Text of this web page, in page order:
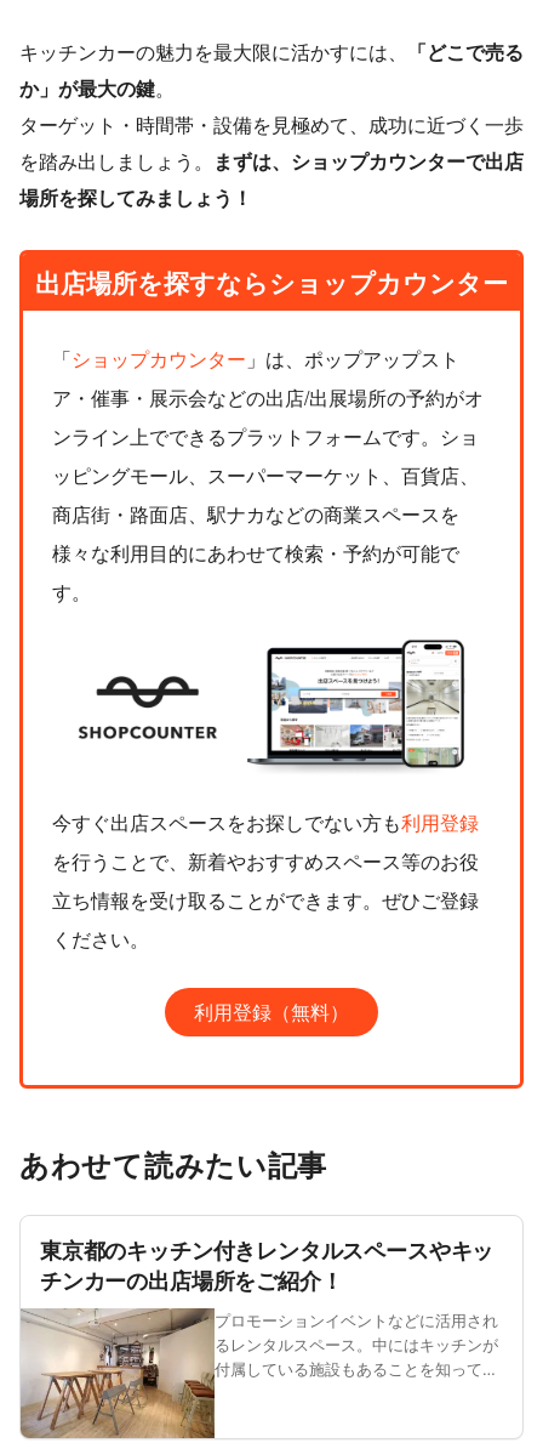
キッチンカーの魅力を最大限に活かすには、
「どこで売る
か」が最大の鍵。
ターゲット・時間帯・設備を見極めて、成功に近づく一歩
を踏み出しましょう。
まずは、ショップカウンターで出店
場所を探してみましょう！
出店場所を探すならショップカウンター
「ショップカウンター 」は、ポップアップスト
ア・催事・展示会などの出店/出展場所の予約がオ
ンライン上でできるプラットフォームです。ショ
ッピングモール、スーパーマーケット、百貨店、
商店街・路面店、駅ナカなどの商業スペースを
様々な利用目的にあわせて検索・予約が可能で
す。
今すぐ出店スペースをお探しでない方も利用登録
を行うことで、新着やおすすめスペース等のお役
立ち情報を受け取ることができます。ぜひご登録
ください。
利用登録（無料）
あわせて読みたい記事